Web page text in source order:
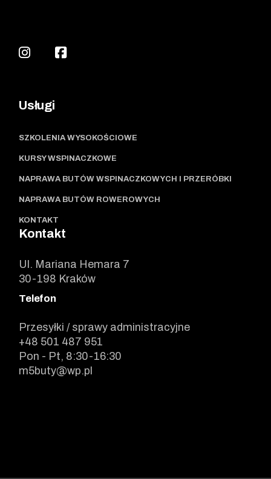
Usługi
SZKOLENIA WYSOKOŚCIOWE
KURSY WSPINACZKOWE
NAPRAWA BUTÓW WSPINACZKOWYCH I PRZERÓBKI
NAPRAWA BUTÓW ROWEROWYCH
KONTAKT
Kontakt
Ul. Mariana Hemara 7
30-198 Kraków
Telefon
Przesyłki / sprawy administracyjne
+48 501 487 951
Pon - Pt, 8:30-16:30
m5buty@wp.pl